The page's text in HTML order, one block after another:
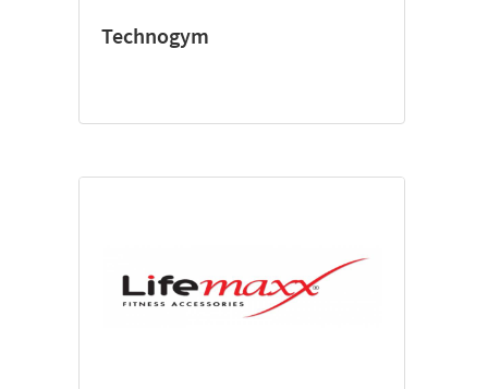
Technogym